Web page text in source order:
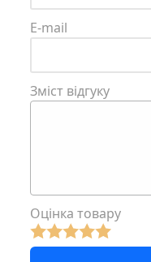
E-mail
Зміст відгуку
Оцінка товару